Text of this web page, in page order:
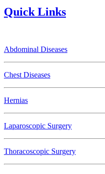
Quick Links
Abdominal Diseases
Chest Diseases
Hernias
Laparoscopic Surgery
Thoracoscopic Surgery